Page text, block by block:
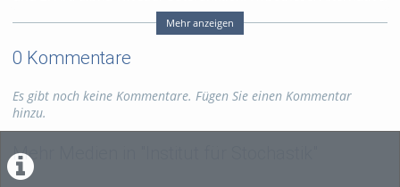
alpha-niveau
hypothesentest
Mehr anzeigen
0 Kommentare
Es gibt noch keine Kommentare. Fügen Sie einen Kommentar
hinzu.
Mehr Medien in "Institut für Stochastik"